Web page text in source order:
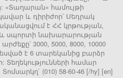
«Տաղարան» համույթի
և դիրիժոր՝ Սեդրակ
է ՀՀ կրթության,
և սպորտի նախարարության
3000, 5000, 8000, 10000
է 6 տարեկանից բարձր
համար
(010) 58-60-46 [/hy] [en]